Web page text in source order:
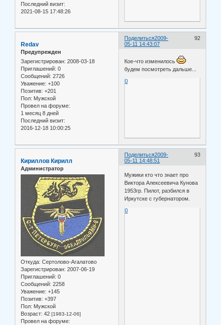
Последний визит:
2021-08-15 17:48:26
Поделиться 92
2009-
05-11 14:43:07
Redav
Предупрежден
Зарегистрирован: 2008-03-18
Приглашений: 0
Сообщений: 2726
Уважение: +100
Позитив: +201
Пол: Мужской
Провел на форуме:
1 месяц 8 дней
Последний визит:
2016-12-18 10:00:25
Кое-что изменилось
будем посмотреть дальше...
0
Поделиться 93
2009-
05-11 14:48:51
Кириллов Кирилл
Администратор
Откуда: Сертолово-Агалатово
Зарегистрирован: 2007-06-19
Приглашений: 0
Сообщений: 2258
Уважение: +145
Позитив: +397
Пол: Мужской
Возраст: 42 [1983-12-06]
Провел на форуме:
Мужики кто что знает про
Виктора Алексеевича Кунова
1953гр. Пилот, разбился в
Иркутске с губернатором.
0